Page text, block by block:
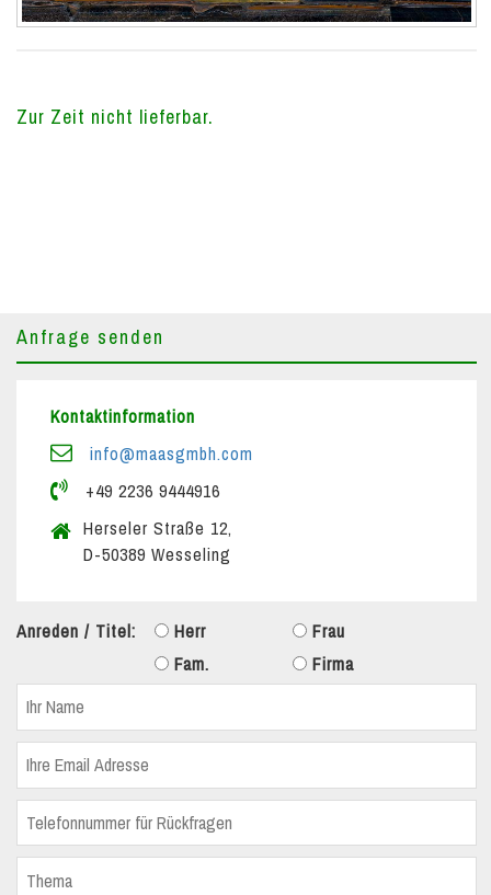
Zur Zeit nicht lieferbar.
Anfrage senden
Kontaktinformation
info@maasgmbh.com
+49 2236 9444916
Herseler Straße 12,
D-50389 Wesseling
Anreden / Titel: Herr
Frau
Fam.
Firma